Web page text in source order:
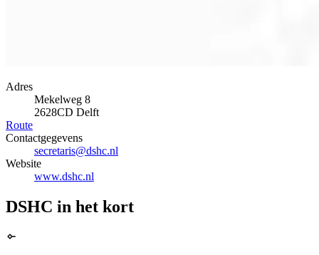
Adres
Mekelweg 8
2628CD Delft
Route
Contactgegevens
secretaris@dshc.nl
Website
www.dshc.nl
DSHC in het kort